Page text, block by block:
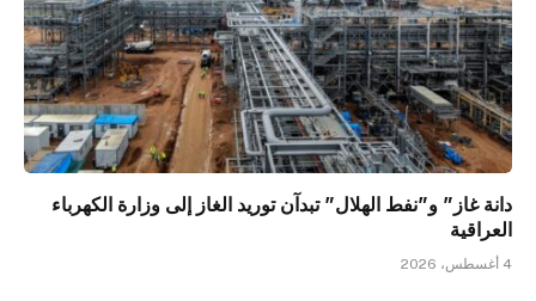
دانة غاز” و”نفط الهلال” تبدآن توريد الغاز إلى وزارة الكهرباء
العراقية
4 أغسطس، 2026